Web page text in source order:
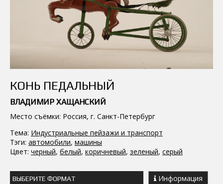
КОНЬ ПЕДАЛЬНЫЙ
ВЛАДИМИР ХАЩАНСКИЙ
Место съёмки: Россия, г. Санкт-Петербург
Тема: Индустриальные пейзажи и транспорт
Тэги: автомобили, машины
Цвет: черный, белый, коричневый, зеленый, серый
ВЫБЕРИТЕ ФОРМАТ Информация